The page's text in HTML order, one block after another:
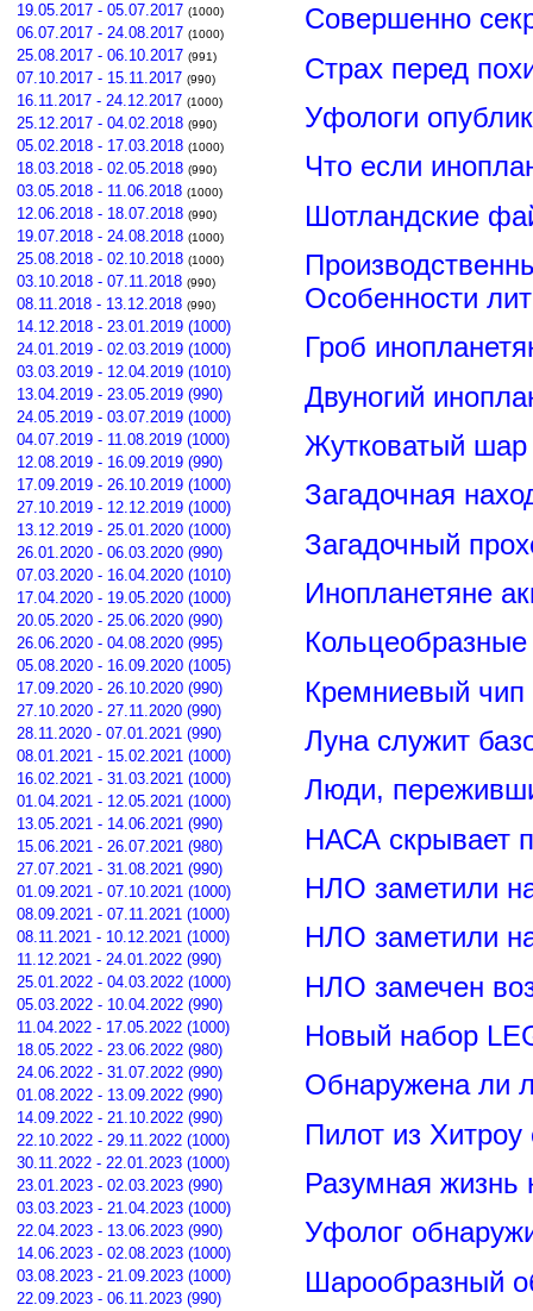
19.05.2017 - 05.07.2017 (1000)
06.07.2017 - 24.08.2017 (1000)
25.08.2017 - 06.10.2017 (991)
07.10.2017 - 15.11.2017 (990)
16.11.2017 - 24.12.2017 (1000)
25.12.2017 - 04.02.2018 (990)
05.02.2018 - 17.03.2018 (1000)
18.03.2018 - 02.05.2018 (990)
03.05.2018 - 11.06.2018 (1000)
12.06.2018 - 18.07.2018 (990)
19.07.2018 - 24.08.2018 (1000)
25.08.2018 - 02.10.2018 (1000)
03.10.2018 - 07.11.2018 (990)
08.11.2018 - 13.12.2018 (990)
14.12.2018 - 23.01.2019 (1000)
24.01.2019 - 02.03.2019 (1000)
03.03.2019 - 12.04.2019 (1010)
13.04.2019 - 23.05.2019 (990)
24.05.2019 - 03.07.2019 (1000)
04.07.2019 - 11.08.2019 (1000)
12.08.2019 - 16.09.2019 (990)
17.09.2019 - 26.10.2019 (1000)
27.10.2019 - 12.12.2019 (1000)
13.12.2019 - 25.01.2020 (1000)
26.01.2020 - 06.03.2020 (990)
07.03.2020 - 16.04.2020 (1010)
17.04.2020 - 19.05.2020 (1000)
20.05.2020 - 25.06.2020 (990)
26.06.2020 - 04.08.2020 (995)
05.08.2020 - 16.09.2020 (1005)
17.09.2020 - 26.10.2020 (990)
27.10.2020 - 27.11.2020 (990)
28.11.2020 - 07.01.2021 (990)
08.01.2021 - 15.02.2021 (1000)
16.02.2021 - 31.03.2021 (1000)
01.04.2021 - 12.05.2021 (1000)
13.05.2021 - 14.06.2021 (990)
15.06.2021 - 26.07.2021 (980)
27.07.2021 - 31.08.2021 (990)
01.09.2021 - 07.10.2021 (1000)
08.09.2021 - 07.11.2021 (1000)
08.11.2021 - 10.12.2021 (1000)
11.12.2021 - 24.01.2022 (990)
25.01.2022 - 04.03.2022 (1000)
05.03.2022 - 10.04.2022 (990)
11.04.2022 - 17.05.2022 (1000)
18.05.2022 - 23.06.2022 (980)
24.06.2022 - 31.07.2022 (990)
01.08.2022 - 13.09.2022 (990)
14.09.2022 - 21.10.2022 (990)
22.10.2022 - 29.11.2022 (1000)
30.11.2022 - 22.01.2023 (1000)
23.01.2023 - 02.03.2023 (990)
03.03.2023 - 21.04.2023 (1000)
22.04.2023 - 13.06.2023 (990)
14.06.2023 - 02.08.2023 (1000)
03.08.2023 - 21.09.2023 (1000)
22.09.2023 - 06.11.2023 (990)
Совершенно
Страх перед
Уфологи
Что если
Шотландские
Особенности
Гроб
Двуногий
Жутковатый шар
Загадочная
Загадочный
Инопланетяне
Кремниевый
Луна служит
Люди,
НАСА скрывает
НЛО заметили
НЛО заметили
НЛО замечен
Новый набор
Обнаружена ли
Пилот из
Разумная
Уфолог
Шарообразный